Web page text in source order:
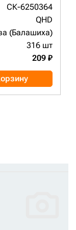
СК-6250364
QHD
(Балашиха)
316 шт
209 ₽